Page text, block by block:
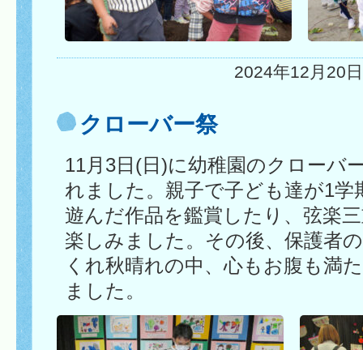
2024年12月20
クローバー祭
11月3日(日)に幼稚園のクローバ
れました。親子で子ども達が1学
遊んだ作品を鑑賞したり、弦楽
楽しみました。その後、保護者
くれ秋晴れの中、心もお腹も満
ました。